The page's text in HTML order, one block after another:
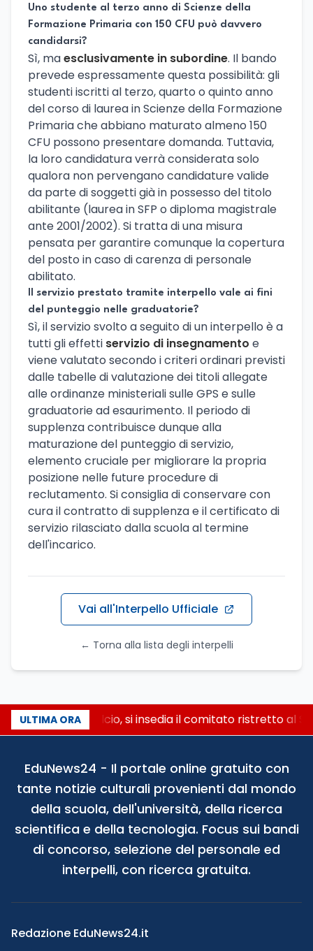
Uno studente al terzo anno di Scienze della
Formazione Primaria con 150 CFU può davvero
candidarsi?
Sì, maesclusivamente in subordine. Il bando
prevede espressamente questa possibilità: gli
studenti iscritti al terzo, quarto o quinto anno
del corso di laurea in Scienze della Formazione
Primaria che abbiano maturato almeno 150
CFU possono presentare domanda. Tuttavia,
la loro candidatura verrà considerata solo
qualora non pervengano candidature valide
da parte di soggetti già in possesso del titolo
abilitante (laurea in SFP o diploma magistrale
ante 2001/2002). Si tratta di una misura
pensata per garantire comunque la copertura
del posto in caso di carenza di personale
abilitato.
Il servizio prestato tramite interpello vale ai fini
del punteggio nelle graduatorie?
Sì, il servizio svolto a seguito di un interpello è a
tutti gli effetti servizio di insegnamento e
viene valutato secondo i criteri ordinari previsti
dalle tabelle di valutazione dei titoli allegate
alle ordinanze ministeriali sulle GPS e sulle
graduatorie ad esaurimento. Il periodo di
supplenza contribuisce dunque alla
maturazione del punteggio di servizio,
elemento cruciale per migliorare la propria
posizione nelle future procedure di
reclutamento. Si consiglia di conservare con
cura il contratto di supplenza e il certificato di
servizio rilasciato dalla scuola al termine
dell'incarico.
Vai all'Interpello Ufficiale
← Torna alla lista degli interpelli
ULTIMA ORA
Riforma del calcio, si insedia il comitato ristretto al
EduNews24 - Il portale online gratuito con
tante notizie culturali provenienti dal mondo
della scuola, dell'università, della ricerca
scientifica e della tecnologia. Focus sui bandi
di concorso, selezione del personale ed
interpelli, con ricerca gratuita.
Redazione EduNews24.it